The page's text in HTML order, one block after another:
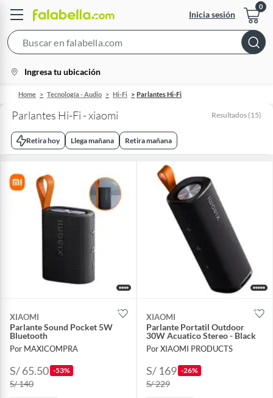
Inicia sesión
Bar
location-
icon
Ingresa tu ubicación
Home Tecnología - Audio Hi-Fi Parlantes Hi-Fi
Parlantes Hi-Fi - xiaomi Resultados (15)
Retira hoy Llega mañana Retira mañana
XIAOMI
Parlante Sound Pocket 5W
Bluetooth
Por MAXICOMPRA
S/ 65.50 -53%
S/ 140
XIAOMI
Parlante Portatil Outdoor
30W Acuatico Stereo - Black
Por XIAOMI PRODUCTS
S/ 169 -26%
S/ 229